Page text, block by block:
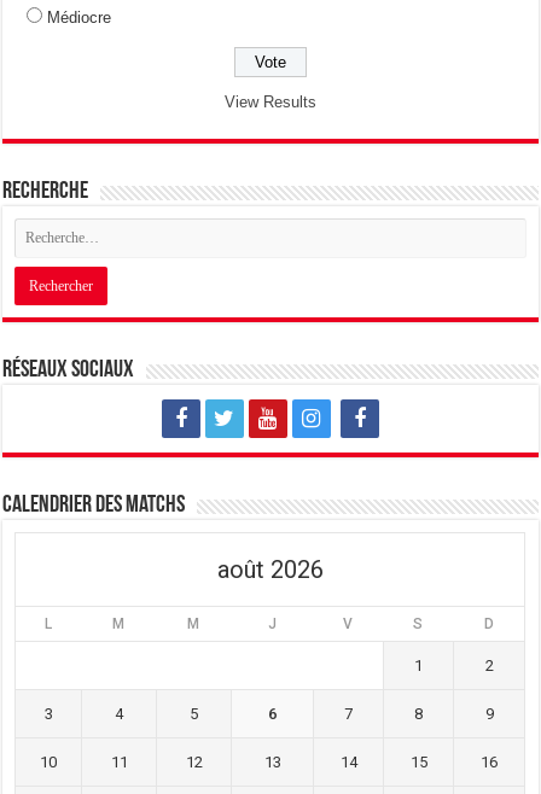
Médiocre
View Results
Recherche
Réseaux sociaux
Calendrier des matchs
août 2026
L M M J V S D
1 2
3 4 5 6 7 8 9
10 11 12 13 14 15 16